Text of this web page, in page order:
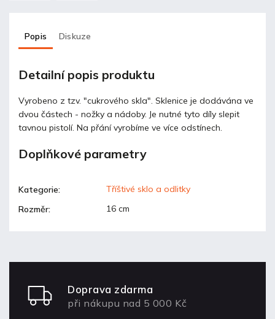
Popis Diskuze
Detailní popis produktu
Vyrobeno z tzv. "cukrového skla". Sklenice je dodávána ve
dvou částech - nožky a nádoby. Je nutné tyto díly slepit
tavnou pistolí. Na přání vyrobíme ve více odstínech.
Doplňkové parametry
Kategorie:
Tříštivé sklo a odlitky
Rozměr: 16 cm
Doprava zdarma
při nákupu nad 5 000 Kč